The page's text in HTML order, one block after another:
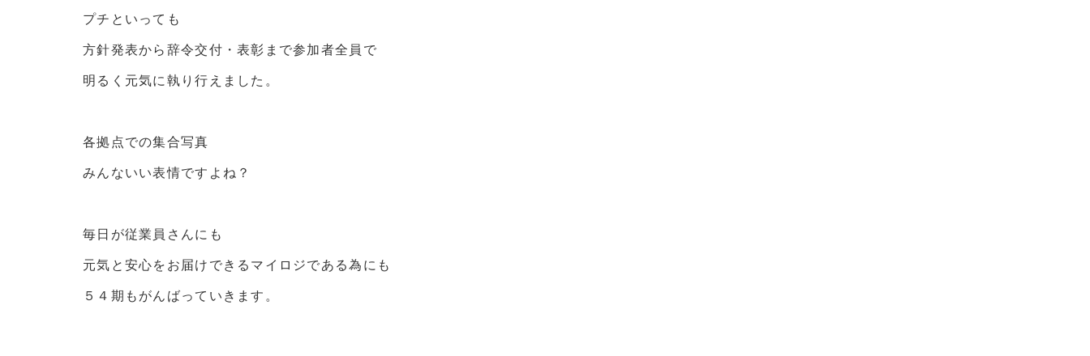
プチといっても
方針発表から辞令交付・表彰まで参加者全員で
明るく元気に執り行えました。
各拠点での集合写真
みんないい表情ですよね？
毎日が従業員さんにも
元気と安心をお届けできるマイロジである為にも
５４期もがんばっていきます。